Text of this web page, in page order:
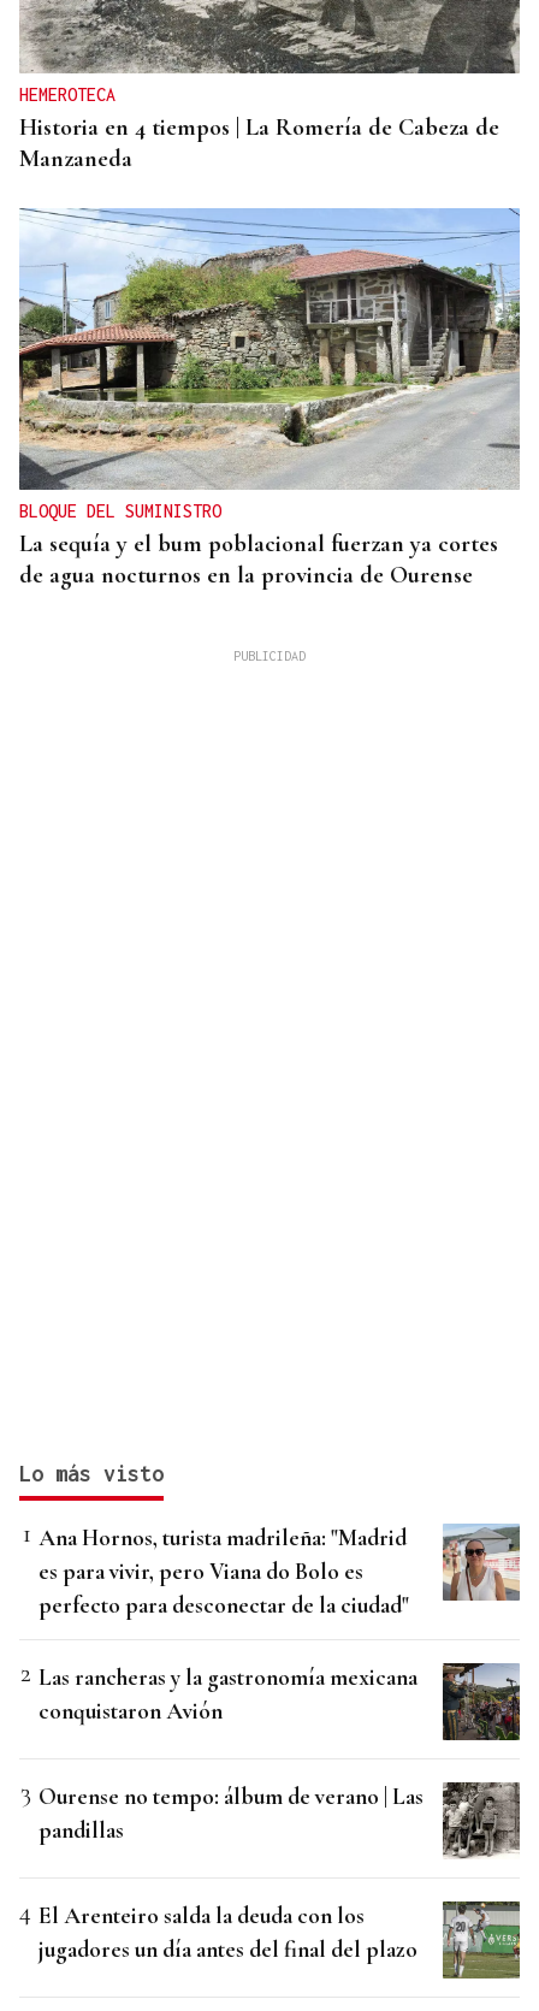
HEMEROTECA
Historia en 4 tiempos | La Romería de Cabeza de
Manzaneda
BLOQUE DEL SUMINISTRO
La sequía y el bum poblacional fuerzan ya cortes
de agua nocturnos en la provincia de Ourense
Lo más visto
Ana Hornos, turista madrileña: "Madrid
es para vivir, pero Viana do Bolo es
perfecto para desconectar de la ciudad"
Las rancheras y la gastronomía mexicana
conquistaron Avión
Ourense no tempo: álbum de verano | Las
pandillas
El Arenteiro salda la deuda con los
jugadores un día antes del final del plazo